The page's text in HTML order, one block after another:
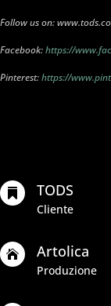
Follow us on:
Facebook:https://
Pinterest:https://
 TODS
Cliente
 Artolica
Produzione